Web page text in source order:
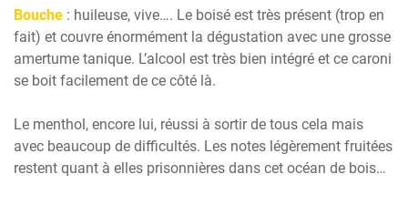
Bouche : huileuse, vive…. Le boisé est très présent (trop en
fait) et couvre énormément la dégustation avec une grosse
amertume tanique. L’alcool est très bien intégré et ce caroni
se boit facilement de ce côté là.
Le menthol, encore lui, réussi à sortir de tous cela mais
avec beaucoup de difficultés. Les notes légèrement fruitées
restent quant à elles prisonnières dans cet océan de bois…